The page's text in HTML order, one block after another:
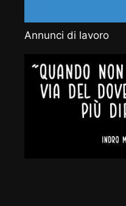
Annunci di lavoro